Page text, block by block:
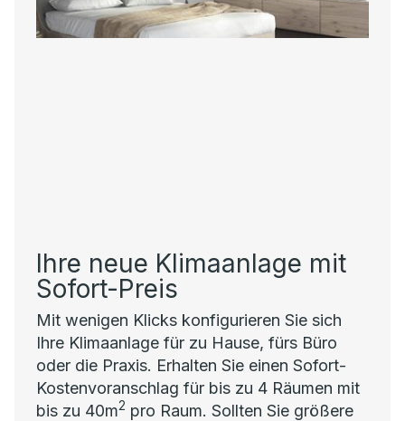
Ihre neue Klimaanlage mit
Sofort-Preis
Mit wenigen Klicks konfigurieren Sie sich
Ihre Klimaanlage für zu Hause, fürs Büro
oder die Praxis. Erhalten Sie einen Sofort-
Kostenvoranschlag für bis zu 4 Räumen mit
bis zu 40m2 pro Raum. Sollten Sie größere